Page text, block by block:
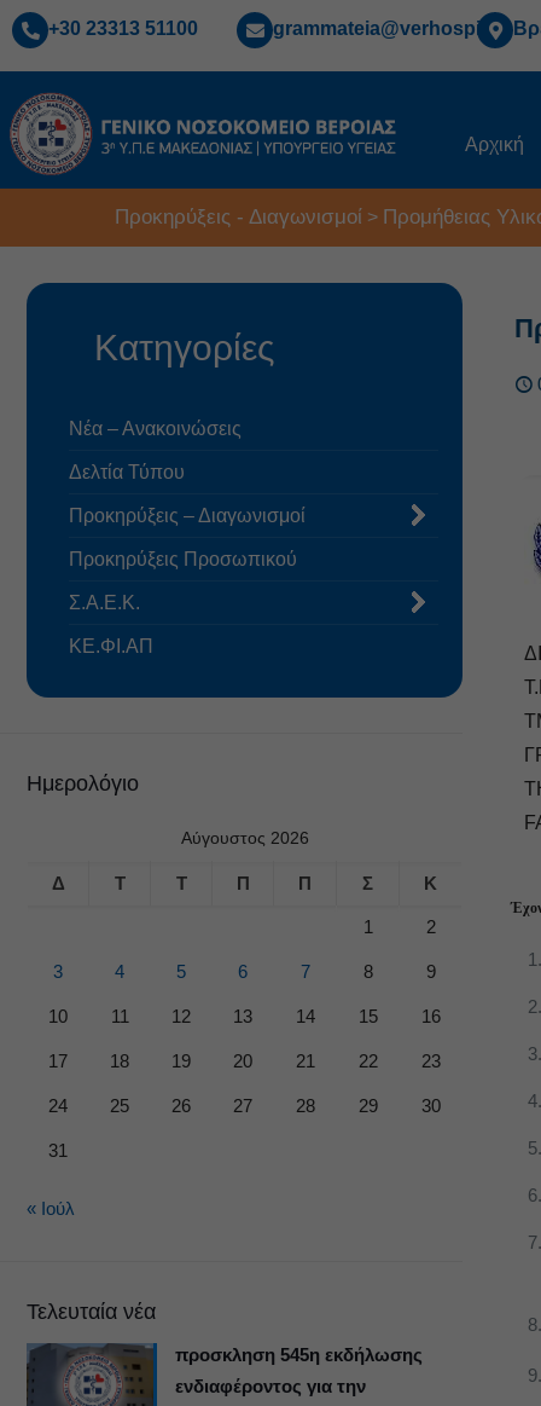
+30 23313 51100 grammateia@verhospi.gr
Αρχική
Προκηρύξεις - Διαγωνισμοί > Προμήθειας
Κατηγορίες
Νέα – Ανακοινώσεις
Δελτία Τύπου
Προκηρύξεις – Διαγωνισμοί
Προκηρύξεις Προσωπικού
Σ.Α.Ε.Κ.
ΚΕ.ΦΙ.ΑΠ
Ημερολόγιο
Αύγουστος 2026
Δ Τ Τ Π Π Σ Κ
1 2
3 4 5 6 7 8 9
10 11 12 13 14 15 16
17 18 19 20 21 22 23
24 25 26 27 28 29 30
31
« Ιούλ
Τελευταία νέα
προσκληση 545η εκδήλωσης
ενδιαφέροντος για την